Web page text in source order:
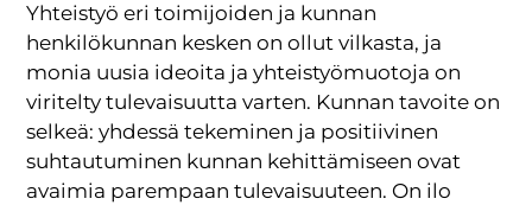
Yhteistyö eri toimijoiden ja kunnan
henkilökunnan kesken on ollut vilkasta, ja
monia uusia ideoita ja yhteistyömuotoja on
viritelty tulevaisuutta varten. Kunnan tavoite on
selkeä: yhdessä tekeminen ja positiivinen
suhtautuminen kunnan kehittämiseen ovat
avaimia parempaan tulevaisuuteen. On ilo